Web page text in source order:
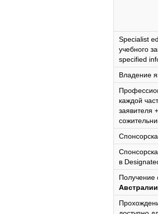
Specialist
учебного
specified
Владение
каждой
заявителя
в
Получение
Австралии